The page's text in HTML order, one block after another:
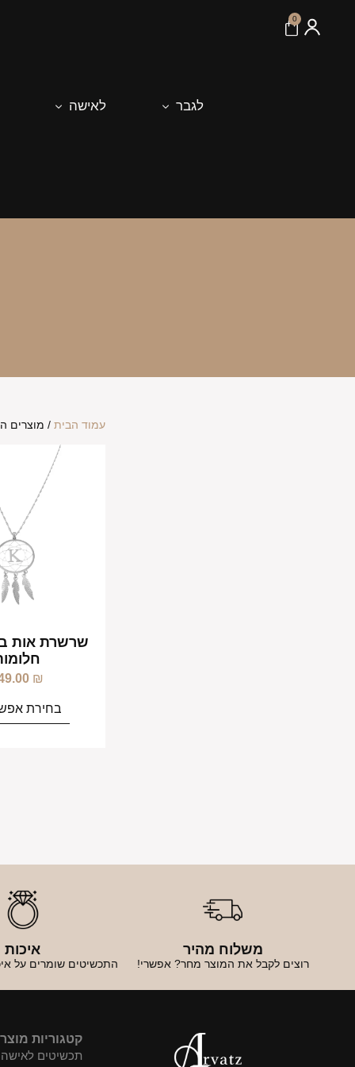
0
לגבר לאישה
עמוד הבית/ מוצרים
שרשרת אות
₪
בחירת
משלוח מהיר
רוצים לקבל את המוצר מחר? אפשרי!
איכות
התכשיטים שומרים על
קטגוריות
תכשיטים לאישה